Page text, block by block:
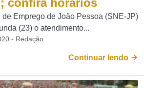
confira horários
Emprego de João Pessoa (SNE-JP)
(23) o atendimento...
- Redação
Continuar lendo